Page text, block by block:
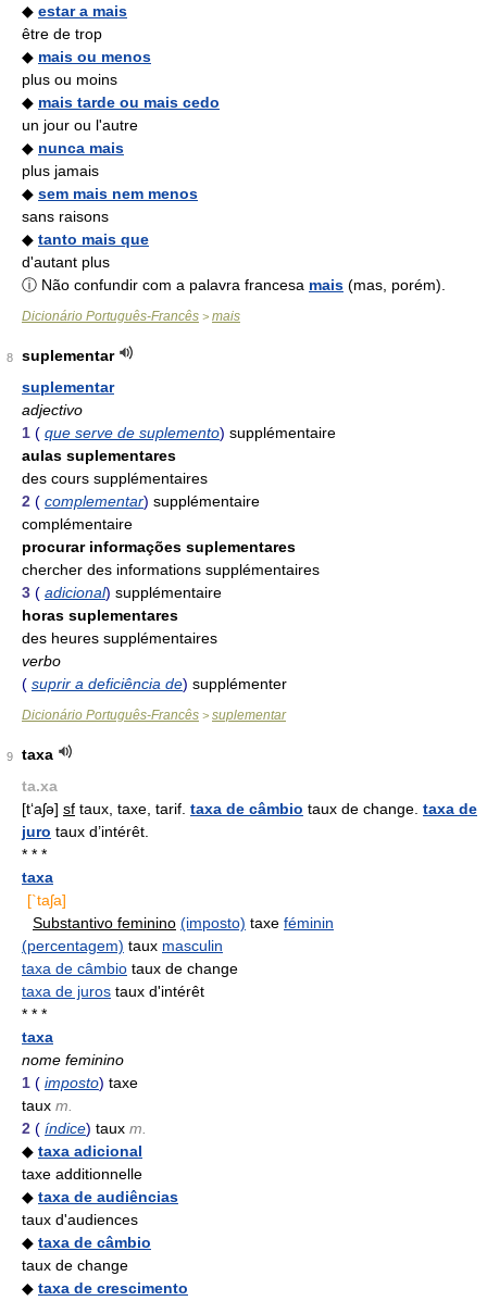
◆ estar a mais
être de trop
◆ mais ou menos
plus ou moins
◆ mais tarde ou mais cedo
un jour ou l'autre
◆ nunca mais
plus jamais
◆ sem mais nem menos
sans raisons
◆ tanto mais que
d'autant plus
ⓘ Não confundir com a palavra francesa mais (mas, porém).
Dicionário Português-Francês > mais
8
suplementar
suplementar
adjectivo
1 ( que serve de suplemento) supplémentaire
aulas suplementares
des cours supplémentaires
2 ( complementar) supplémentaire
complémentaire
procurar informações suplementares
chercher des informations supplémentaires
3 ( adicional) supplémentaire
horas suplementares
des heures supplémentaires
verbo
( suprir a deficiência de) supplémenter
Dicionário Português-Francês > suplementar
9
taxa
ta.xa
[t‘aʃə] sf taux, taxe, tarif. taxa de câmbio taux de change. taxa de
juro taux d’intérêt.
* * *
taxa
[`taʃa]
Substantivo feminino (imposto) taxe féminin
(percentagem) taux masculin
taxa de câmbio taux de change
taxa de juros taux d'intérêt
* * *
taxa
nome feminino
1 ( imposto) taxe
taux m.
2 ( índice) taux m.
◆ taxa adicional
taxe additionnelle
◆ taxa de audiências
taux d'audiences
◆ taxa de câmbio
taux de change
◆ taxa de crescimento